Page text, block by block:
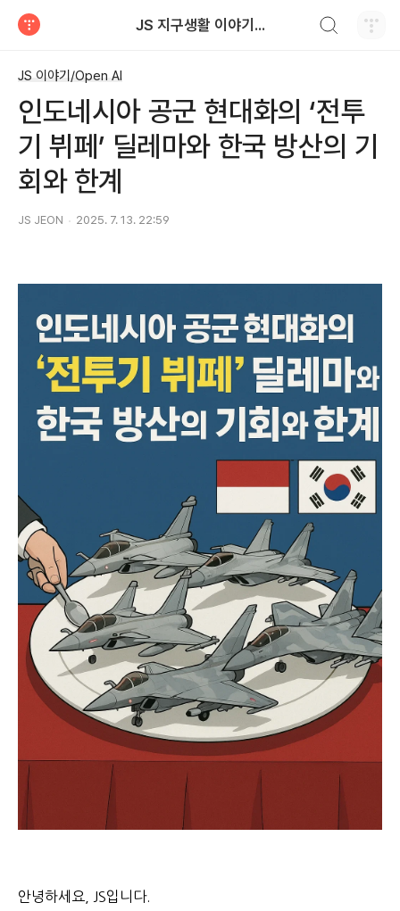
JS 지구생활 이야기...
JS 이야기/Open AI
인도네시아 공군 현대화의 ‘전투
기 뷔페’ 딜레마와 한국 방산의 기
회와 한계
JS JEON 2025. 7. 13. 22:59
안녕하세요, JS입니다.